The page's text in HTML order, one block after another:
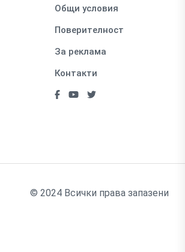
Общи условия
Поверителност
За реклама
Контакти
© 2024 Всички права запазени